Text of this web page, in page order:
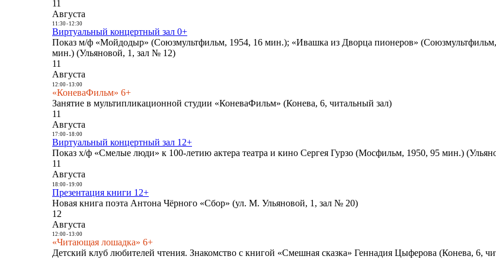
11
Августа
11:30- 12:30
Виртуальный концертный зал 0+
Показ м/ф «Мойдодыр» (Союзмультфильм, 1954, 16 мин.); «Ивашка из Дворца пионеров»
мин.) (Ульяновой, 1, зал № 12)
11
Августа
12:00- 13:00
«КоневаФильм» 6+
Занятие в мультипликационной студии «КоневаФильм» (Конева, 6, читальный зал)
11
Августа
17:00- 18:00
Виртуальный концертный зал 12+
Показ х/ф «Смелые люди» к 100-летию актера театра и кино Сергея Гурзо (Мосфильм, 1950, 95 мин.)
11
Августа
18:00- 19:00
Презентация книги 12+
Новая книга поэта Антона Чёрного «Сбор» (ул. М. Ульяновой, 1, зал № 20)
12
Августа
12:00- 13:00
«Читающая лошадка» 6+
Детский клуб любителей чтения. Знакомство с книгой «Смешная сказка» Геннадия Цыферова (Конева, 6,